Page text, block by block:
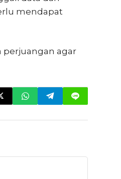
mendapat
perjuangan agar